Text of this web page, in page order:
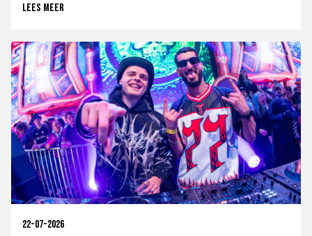
Lees meer
22-07-2026